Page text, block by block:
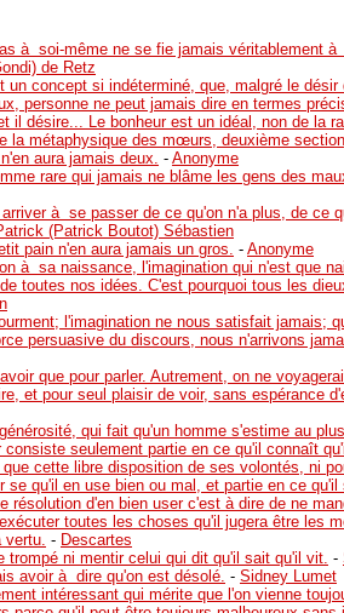
à soi-même ne se fie jamais véritablement à
de Retz
un concept si indéterminé, que, malgré le désir
personne ne peut jamais dire en termes
il désire... Le bonheur est un idéal, non de la
la métaphysique des mœurs, deuxième
aura jamais deux. - Anonyme
rare qui jamais ne blâme les gens des
à se passer de ce qu'on n'a plus, de ce
(Patrick Boutot) Sébastien
pain n'en aura jamais un gros. - Anonyme
à sa naissance, l'imagination qui n'est que
toutes nos idées. C'est pourquoi tous les
l'imagination ne nous satisfait jamais;
persuasive du discours, nous n'arrivons
que pour parler. Autrement, on ne
et pour seul plaisir de voir, sans espérance
qui fait qu'un homme s'estime au
seulement partie en ce qu'il connaît
cette libre disposition de ses volontés, ni
se qu'il en use bien ou mal, et partie en ce qu'il
résolution d'en bien user c'est à dire de ne
toutes les choses qu'il jugera être les
vertu. - Descartes
trompé ni mentir celui qui dit qu'il sait qu'il vit. -
avoir à dire qu'on est désolé. - Sidney Lumet
intéressant qui mérite que l'on vienne